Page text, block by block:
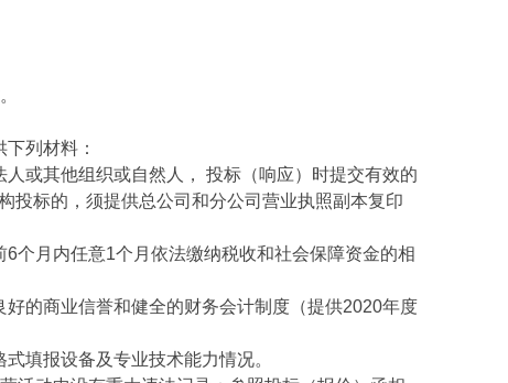
列材料：
或其他组织或自然人， 投标（响应）时提交有效的
投标的，须提供总公司和分公司营业执照副本复印
月内任意1个月依法缴纳税收和社会保障资金的相
的商业信誉和健全的财务会计制度（提供2020年度
填报设备及专业技术能力情况。